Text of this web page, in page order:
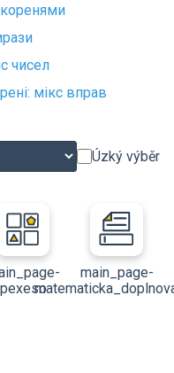
коренями
чисел
мікс вправ
Úzký výběr
pexeso
main_page-